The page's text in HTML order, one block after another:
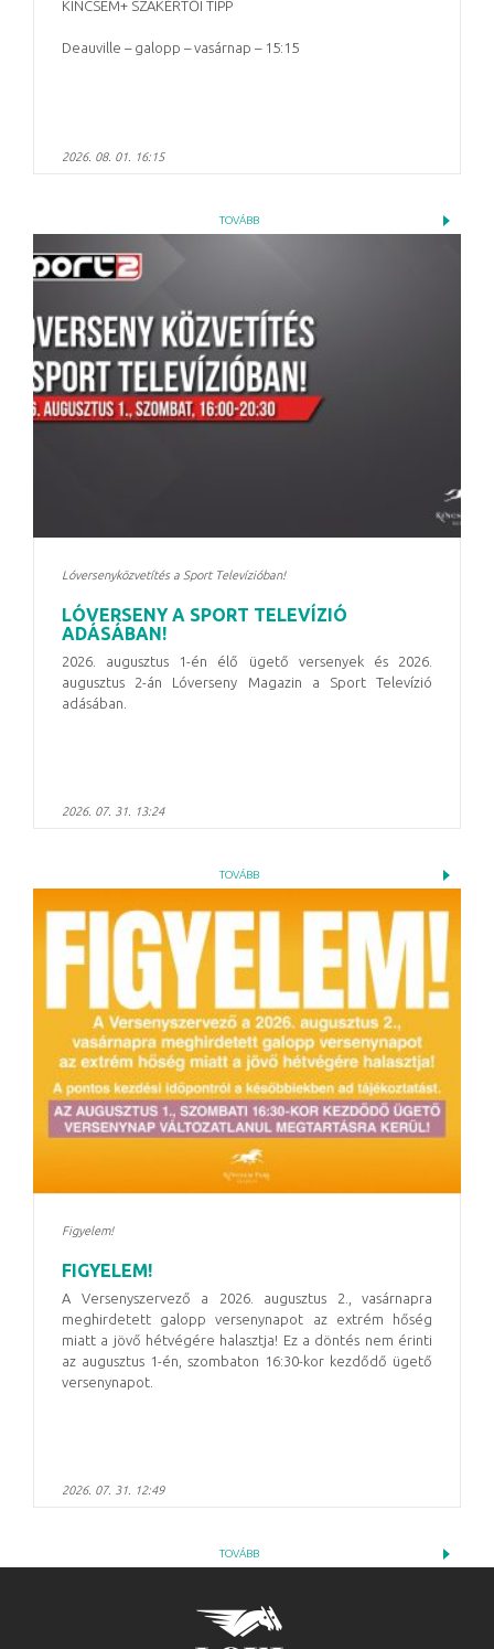
KINCSEM+ SZAKÉRTŐI TIPP
Deauville – galopp – vasárnap – 15:15
2026. 08. 01. 16:15
TOVÁBB
Lóversenyközvetítés a Sport Televízióban!
LÓVERSENY A SPORT TELEVÍZIÓ
ADÁSÁBAN!
2026. augusztus 1-én élő ügető versenyek és 2026.
augusztus 2-án Lóverseny Magazin a Sport Televízió
adásában.
2026. 07. 31. 13:24
TOVÁBB
Figyelem!
FIGYELEM!
A Versenyszervező a 2026. augusztus 2., vasárnapra
meghirdetett galopp versenynapot az extrém hőség
miatt a jövő hétvégére halasztja! Ez a döntés nem érinti
az augusztus 1-én, szombaton 16:30-kor kezdődő ügető
versenynapot.
2026. 07. 31. 12:49
TOVÁBB